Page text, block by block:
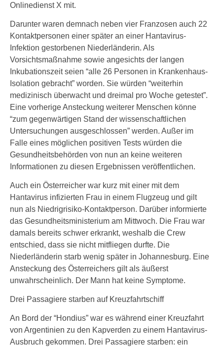
Onlinedienst X mit.
Darunter waren demnach neben vier Franzosen auch 22
Kontaktpersonen einer später an einer Hantavirus-
Infektion gestorbenen Niederländerin. Als
Vorsichtsmaßnahme sowie angesichts der langen
Inkubationszeit seien “alle 26 Personen in Krankenhaus-
Isolation gebracht” worden. Sie würden “weiterhin
medizinisch überwacht und dreimal pro Woche getestet”.
Eine vorherige Ansteckung weiterer Menschen könne
“zum gegenwärtigen Stand der wissenschaftlichen
Untersuchungen ausgeschlossen” werden. Außer im
Falle eines möglichen positiven Tests würden die
Gesundheitsbehörden von nun an keine weiteren
Informationen zu diesen Ergebnissen veröffentlichen.
Auch ein Österreicher war kurz mit einer mit dem
Hantavirus infizierten Frau in einem Flugzeug und gilt
nun als Niedrigrisiko-Kontaktperson. Darüber informierte
das Gesundheitsministerium am Mittwoch. Die Frau war
damals bereits schwer erkrankt, weshalb die Crew
entschied, dass sie nicht mitfliegen durfte. Die
Niederländerin starb wenig später in Johannesburg. Eine
Ansteckung des Österreichers gilt als äußerst
unwahrscheinlich. Der Mann hat keine Symptome.
Drei Passagiere starben auf Kreuzfahrtschiff
An Bord der “Hondius” war es während einer Kreuzfahrt
von Argentinien zu den Kapverden zu einem Hantavirus-
Ausbruch gekommen. Drei Passagiere starben: ein